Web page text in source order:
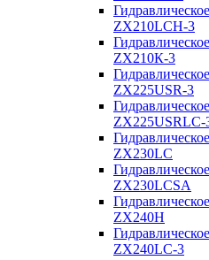
ZX210LCH-3
ZX210К-3
ZX225USR-3
ZX225USRLC-
ZX230LC
ZX230LCSA
ZX240H
ZX240LC-3